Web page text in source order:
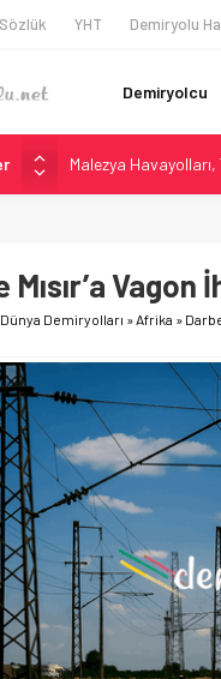
Sözlük YHT Demiryolu
Demiryolcu
Malezya
ÖBB ve RFI’dan
Madrid Atocha’da
İngiltere
Mısır’a Vagon
Dünya Demiryolları »Afrika »